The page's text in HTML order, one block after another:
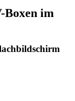
im